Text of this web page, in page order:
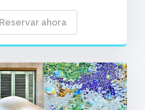
Reservar ahora